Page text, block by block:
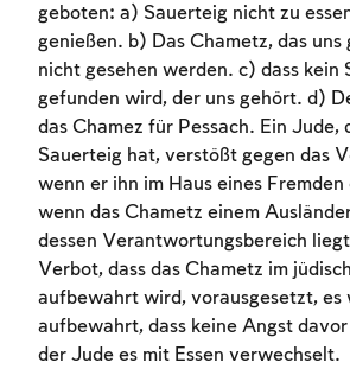
geboten: a) Sauerteig nicht zu
genießen. b) Das Chametz, das uns
nicht gesehen werden. c) dass kein
gefunden wird, der uns gehört. d)
das Chamez für Pessach. Ein Jude,
Sauerteig hat, verstößt gegen das
wenn er ihn im Haus eines
wenn das Chametz einem
dessen Verantwortungsbereich
Verbot, dass das Chametz im
aufbewahrt wird, vorausgesetzt, es
aufbewahrt, dass keine Angst
der Jude es mit Essen verwechselt.
Sign up Login